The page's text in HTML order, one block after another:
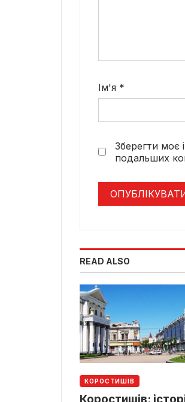
Ім'я *
Зберегти моє
подальших
READ ALSO
КОРОСТИШІВ
Коростишів: